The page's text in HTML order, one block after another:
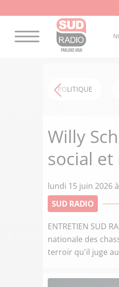
POLITIQUE
Willy
social et
lundi 15 juin 2026
SUD RADIO
ENTRETIEN SUD
nationale des
terroir qu'il juge